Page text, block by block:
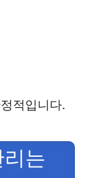
적입니다.
는